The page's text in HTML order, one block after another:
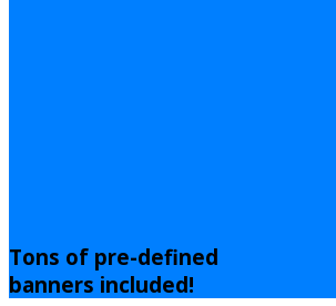
Tons of pre-defined
banners included!